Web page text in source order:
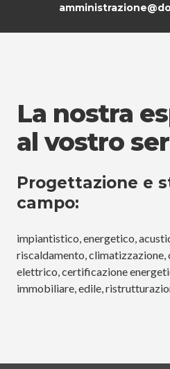
La nostra
al vostro
Progettazione e
campo:
impiantistico, energetico,
riscaldamento, climatizzazione,
elettrico, certificazione
immobiliare, edile,